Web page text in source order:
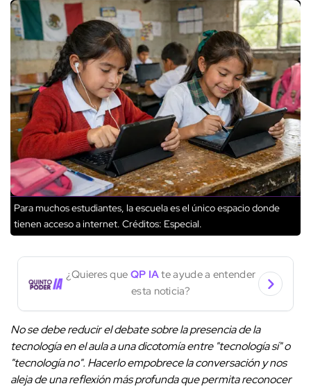
Para muchos estudiantes, la escuela es el único espacio donde
tienen acceso a internet. Créditos: Especial.
¿Quieres que QP IAte ayude a entender
esta noticia?
No se debe reducir el debate sobre la presencia de la
tecnología en el aula a una dicotomía entre "tecnología sí" o
"tecnología no". Hacerlo empobrece la conversación y nos
aleja de una reflexión más profunda que permita reconocer